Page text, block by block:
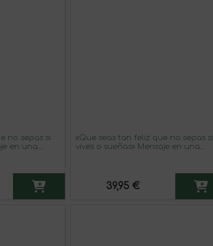
no sepas si
en una
«Que seas tan feliz que no sepas si
vives o sueñas» Mensaje en una
39,95 €